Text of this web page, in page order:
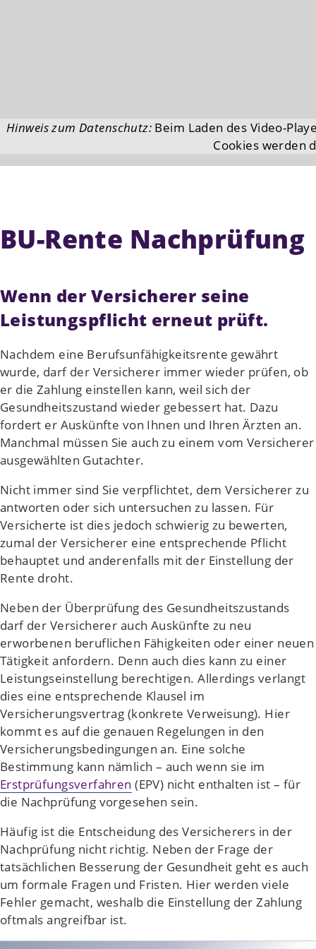
Hinweis zum Datenschutz: Beim Laden des Video-
Cookies werden
BU-Rente Nachprüfung
Wenn der Versicherer seine
Leistungspflicht erneut prüft.
Nachdem eine Berufsunfähigkeitsrente gewährt
wurde, darf der Versicherer immer wieder prüfen, ob
er die Zahlung einstellen kann, weil sich der
Gesundheitszustand wieder gebessert hat. Dazu
fordert er Auskünfte von Ihnen und Ihren Ärzten an.
Manchmal müssen Sie auch zu einem vom Versicherer
ausgewählten Gutachter.
Nicht immer sind Sie verpflichtet, dem Versicherer zu
antworten oder sich untersuchen zu lassen. Für
Versicherte ist dies jedoch schwierig zu bewerten,
zumal der Versicherer eine entsprechende Pflicht
behauptet und anderenfalls mit der Einstellung der
Rente droht.
Neben der Überprüfung des Gesundheitszustands
darf der Versicherer auch Auskünfte zu neu
erworbenen beruflichen Fähigkeiten oder einer neuen
Tätigkeit anfordern. Denn auch dies kann zu einer
Leistungseinstellung berechtigen. Allerdings verlangt
dies eine entsprechende Klausel im
Versicherungsvertrag (konkrete Verweisung). Hier
kommt es auf die genauen Regelungen in den
Versicherungsbedingungen an. Eine solche
Bestimmung kann nämlich – auch wenn sie im
Erstprüfungsverfahren (EPV) nicht enthalten ist – für
die Nachprüfung vorgesehen sein.
Häufig ist die Entscheidung des Versicherers in der
Nachprüfung nicht richtig. Neben der Frage der
tatsächlichen Besserung der Gesundheit geht es auch
um formale Fragen und Fristen. Hier werden viele
Fehler gemacht, weshalb die Einstellung der Zahlung
oftmals angreifbar ist.